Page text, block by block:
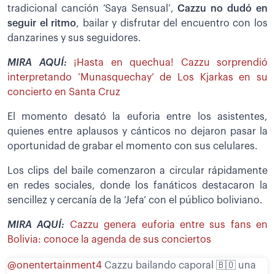
tradicional canción ‘Saya Sensual’, Cazzu no dudó en
seguir el ritmo, bailar y disfrutar del encuentro con los
danzarines y sus seguidores.
MIRA AQUÍ: ¡Hasta en quechua! Cazzu sorprendió
interpretando ‘Munasquechay’ de Los Kjarkas en su
concierto en Santa Cruz
El momento desató la euforia entre los asistentes,
quienes entre aplausos y cánticos no dejaron pasar la
oportunidad de grabar el momento con sus celulares.
Los clips del baile comenzaron a circular rápidamente
en redes sociales, donde los fanáticos destacaron la
sencillez y cercanía de la ‘Jefa’ con el público boliviano.
MIRA AQUÍ: Cazzu genera euforia entre sus fans en
Bolivia: conoce la agenda de sus conciertos
@onentertainment4 Cazzu bailando caporal 🇧🇴 una